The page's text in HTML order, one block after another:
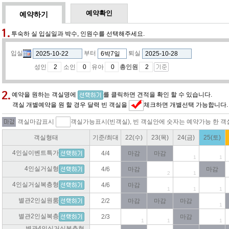
예약하기 예약확인
투숙하 실 입실일과 박수, 인원수를 선택해주세요.
입실 부터
퇴실
성인
소인 유아 총인원
예약을 원하는 객실명에
를 클릭하면 견적을 확인 할 수 있습니다.
객실 개별예약을 원 할 경우 달력 빈 객실을
체크하면 개별선택 가능합니다.
객실마감표시 객실가능표시(빈객실), 빈 객실안에 숫자는 예약가능 한 객
객실형태 기준/최대 22(수) 23(목) 24(금) 25(토)
4인실이벤트특가 4/4 마감 마감
1 1
4인실거실형 4/6 마감
2 1
마감
4인실거실복층형 4/6 마감
1 1 1
별관2인실원룸 2/2 마감 마감 마감
1
별관2인실복층 2/3
1 1
마감
1